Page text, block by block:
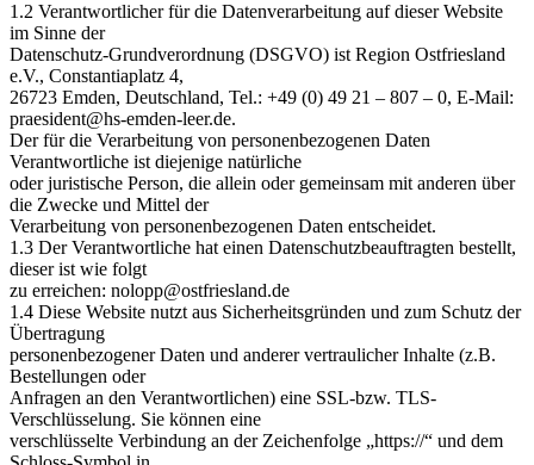
1.2 Verantwortlicher für die Datenverarbeitung auf dieser Website
im Sinne der
Datenschutz-Grundverordnung (DSGVO) ist Region Ostfriesland
e.V., Constantiaplatz 4,
26723 Emden, Deutschland, Tel.: +49 (0) 49 21 – 807 – 0, E-Mail:
praesident@hs-emden-leer.de.
Der für die Verarbeitung von personenbezogenen Daten
Verantwortliche ist diejenige natürliche
oder juristische Person, die allein oder gemeinsam mit anderen über
die Zwecke und Mittel der
Verarbeitung von personenbezogenen Daten entscheidet.
1.3 Der Verantwortliche hat einen Datenschutzbeauftragten bestellt,
dieser ist wie folgt
zu erreichen: nolopp@ostfriesland.de
1.4 Diese Website nutzt aus Sicherheitsgründen und zum Schutz der
Übertragung
personenbezogener Daten und anderer vertraulicher Inhalte (z.B.
Bestellungen oder
Anfragen an den Verantwortlichen) eine SSL-bzw. TLS-
Verschlüsselung. Sie können eine
verschlüsselte Verbindung an der Zeichenfolge „https://“ und dem